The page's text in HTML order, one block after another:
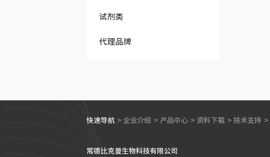
试剂类
代理品牌
快速导航 > 企业介绍 > 产品中心 > 资料下载 > 技术支持 >
常德比克曼生物科技有限公司